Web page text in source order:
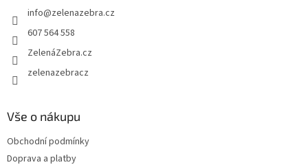
info@zelenazebra.cz
607 564 558
ZelenáZebra.cz
zelenazebracz
Vše o nákupu
Obchodní podmínky
Doprava a platby